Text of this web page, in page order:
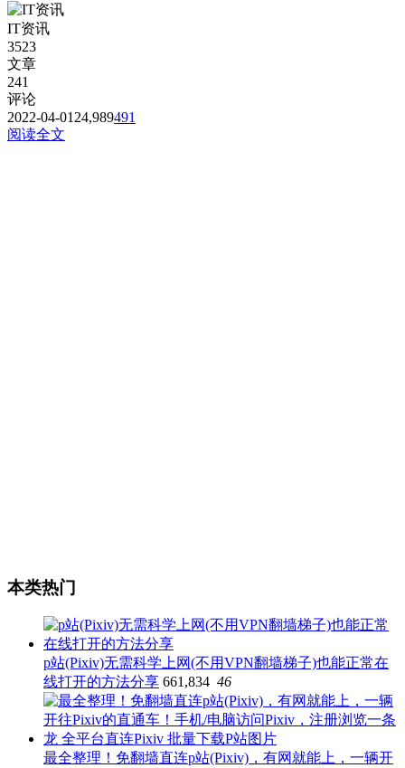
个114，4个1，4.4.8.8，8.8.8.8或是其它公共的DNS。） 第
二：免费公共的节点，用的人太多，稳定性...
IT资讯
3523
文章
241
评论
2022-04-01 24,989491
阅读全文
本类热门
p站(Pixiv)无需科学上网(不用VPN翻墙梯子)也能正常在
线打开的方法分享 661,834 46
最全整理！免翻墙直连p站(Pixiv)，有网就能上，一辆开